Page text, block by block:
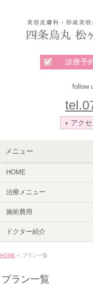
診療予
follow
アクセ
メニュー
HOME
治療メニュー
施術費用
ドクター紹介
HOME » プラン一覧
プラン一覧